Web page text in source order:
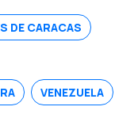
DE CARACAS
VENEZUELA